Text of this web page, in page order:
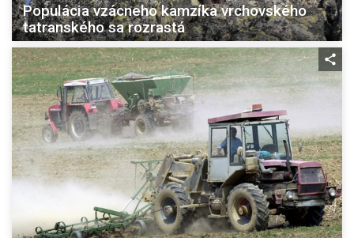
Populácia vzácneho kamzíka vrchovského
tatranského sa rozrastá